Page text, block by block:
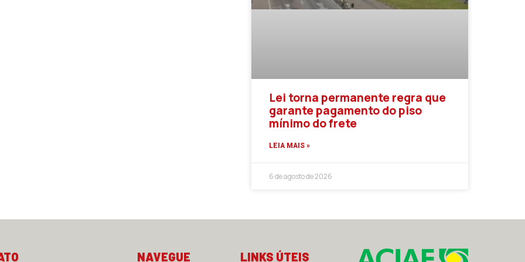
Lei torna permanente regra que
garante pagamento do piso
mínimo do frete
LEIA MAIS »
6 de agosto de 2026
NAVEGUE LINKS ÚTEIS